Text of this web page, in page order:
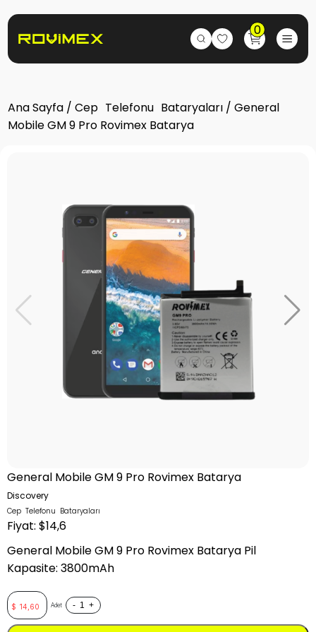
0
Ana Sayfa / Cep Telefonu Bataryaları / General
Mobile GM 9 Pro Rovimex Batarya
General Mobile GM 9 Pro Rovimex Batarya
Discovery
Cep Telefonu Bataryaları
Fiyat: $14,6
General Mobile GM 9 Pro Rovimex Batarya Pil
Kapasite: 3800mAh
$ 14,60 Adet - +